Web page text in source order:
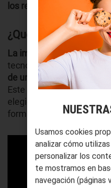
los reducen.
¿Qué es la impresión
La impresión 3D o
tecnología que permite
de un modelo digital
,
Este procesose realiza
elegido se deposita de
formar el objeto deseado.
Usamos cookies
analizar cómo
personalizar los
te mostramos en
navegación (páginas